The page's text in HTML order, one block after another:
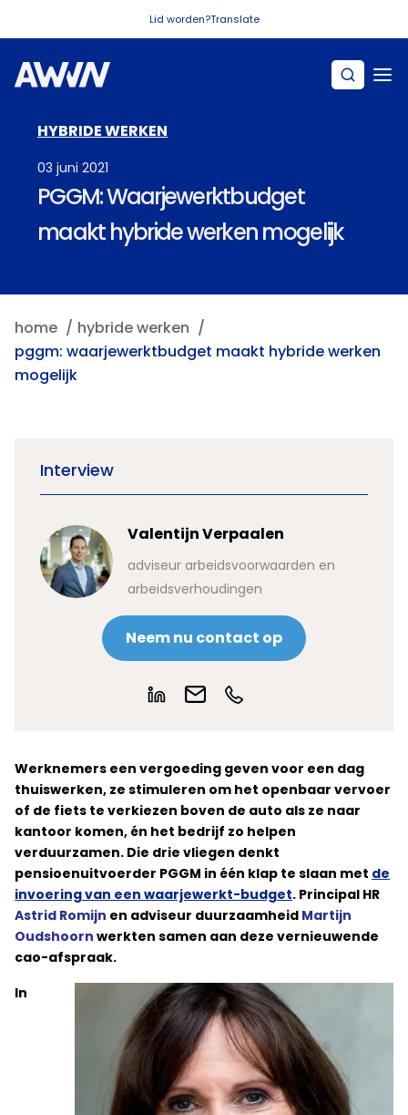
Lid worden?Translate
HYBRIDE WERKEN
03 juni 2021
PGGM: Waarjewerktbudget
maakt hybride werken mogelijk
home
hybride werken
pggm: waarjewerktbudget maakt hybride werken
mogelijk
Interview
Valentijn Verpaalen
adviseur arbeidsvoorwaarden en
arbeidsverhoudingen
Neem nu contact op
Werknemers een vergoeding geven voor een dag
thuiswerken, ze stimuleren om het openbaar vervoer
of de fiets te verkiezen boven de auto als ze naar
kantoor komen, én het bedrijf zo helpen
verduurzamen. Die drie vliegen denkt
pensioenuitvoerder PGGM in één klap te slaan met de
invoering van een waarjewerkt-budget. Principal HR
Astrid Romijn en adviseur duurzaamheid Martijn
Oudshoorn werkten samen aan deze vernieuwende
cao-afspraak.
In